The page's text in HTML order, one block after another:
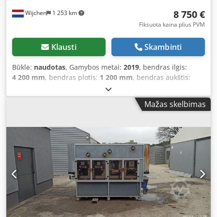
Wijchen 1 253 km 8 750 €
Fiksuota kaina plius PVM
Klausti Skambinti
Būklė: naudotas, Gamybos metai: 2019, bendras ilgis:
4 200 mm, bendras plotis: 1 200 mm, bendras aukštis:
, Spalva: juoda Svoris: 600 kg - Pagaminimo
metai: 2019 - Dokumentacija: nėra Dsdpjzk Ia Dofx Alyeck -
CE žymėjimas: yra - CE sertifikatas: nėra - Serijos numeris:
padėtyje [mm]: 1550 - Maksimalus pjovimo plotis [mm]:
3300 - Maksimalus pjovimo gylis [mm]: 55 - Minimalus
disko skersmuo [mm]: 250 - Maksimalus disko skersmuo
[mm]: 250 - Disko ašies skersmuo [mm]: 30 - Horizontalus
pjovimas: taip - Vertikalus pjovimas: taip - Įtampa [V]: 400 -
Srovės suvartojimas [A]: 6,6 - Saugiklis [A]: 16 - Galia [kW]:
3,0 - Transportavimo matmenys: 4200 mm x 1200 mm x
2450 mm (ilgis x plotis x aukštis) - Transportavimo svoris
[kg]: 600 kg - Transportavimo pakuotės [vnt.]: 0 Finansinė
Mažas skelbimas